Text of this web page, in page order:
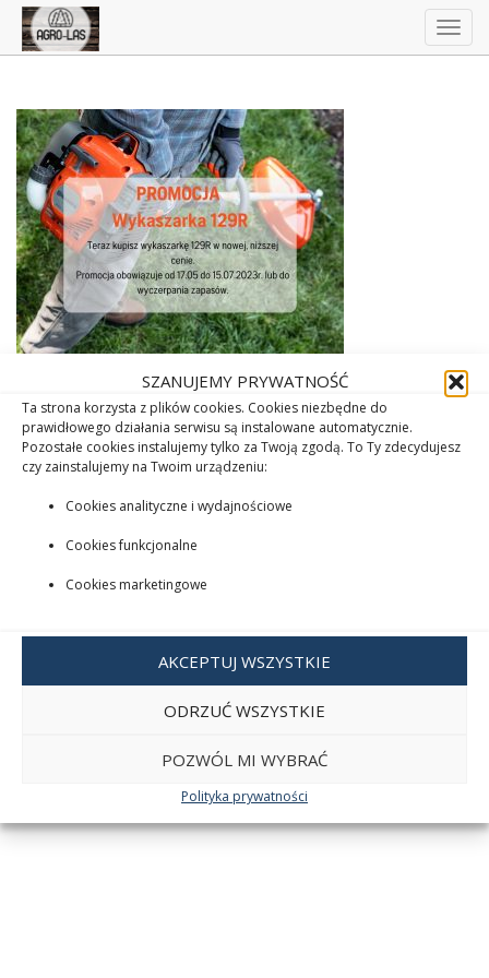
SZANUJEMY PRYWATNOŚĆ
Ta strona korzysta z plików cookies. Cookies niezbędne do
prawidłowego działania serwisu są instalowane automatycznie.
Pozostałe cookies instalujemy tylko za Twoją zgodą. To Ty zdecydujesz
czy zainstalujemy na Twoim urządzeniu:
Cookies analityczne i wydajnościowe
Cookies funkcjonalne
Cookies marketingowe
AKCEPTUJ WSZYSTKIE
ODRZUĆ WSZYSTKIE
POZWÓL MI WYBRAĆ
Polityka prywatności